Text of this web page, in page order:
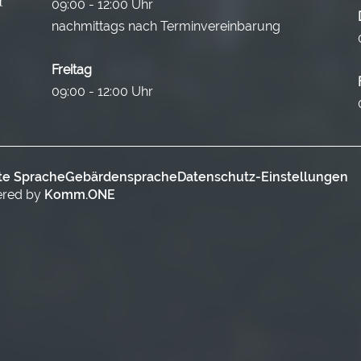
09:00 - 12:00 Uhr
nachmittags nach Terminvereinbarung
Freitag
09:00 - 12:00 Uhr
SpracheGebärdenspracheDatenschutz-Einstellungen
by Komm.ONE